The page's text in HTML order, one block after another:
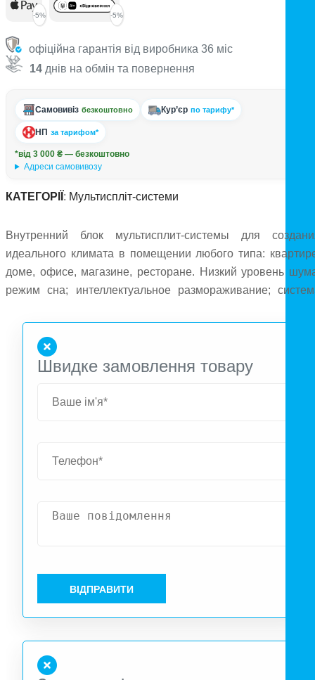
-5% -5%
офіційна гарантія від виробника 36 міс
14 днів на обмін та повернення
Самовивіз безкоштовно Кур’єр по тарифу*
НП за тарифом*
*від 3 000 ₴ — безкоштовно
Адреси самовивозу
КАТЕГОРІЇ : Мультиспліт-системи
Внутренний блок мультисплит-системы для
идеального климата в помещении любого типа:
доме, офисе, магазине, ресторане. Низкий уровень
режим сна; интеллектуальное размораживание;
дисплея; технология трехмерного распределения
24-часовой таймер.
Швидке замовлення товару
ВІДПРАВИТИ